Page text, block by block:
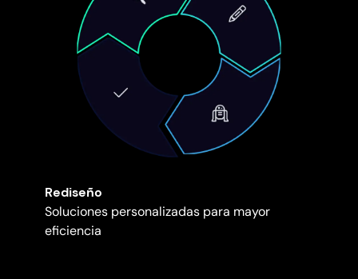
Rediseño
Soluciones personalizadas para mayor
eficiencia